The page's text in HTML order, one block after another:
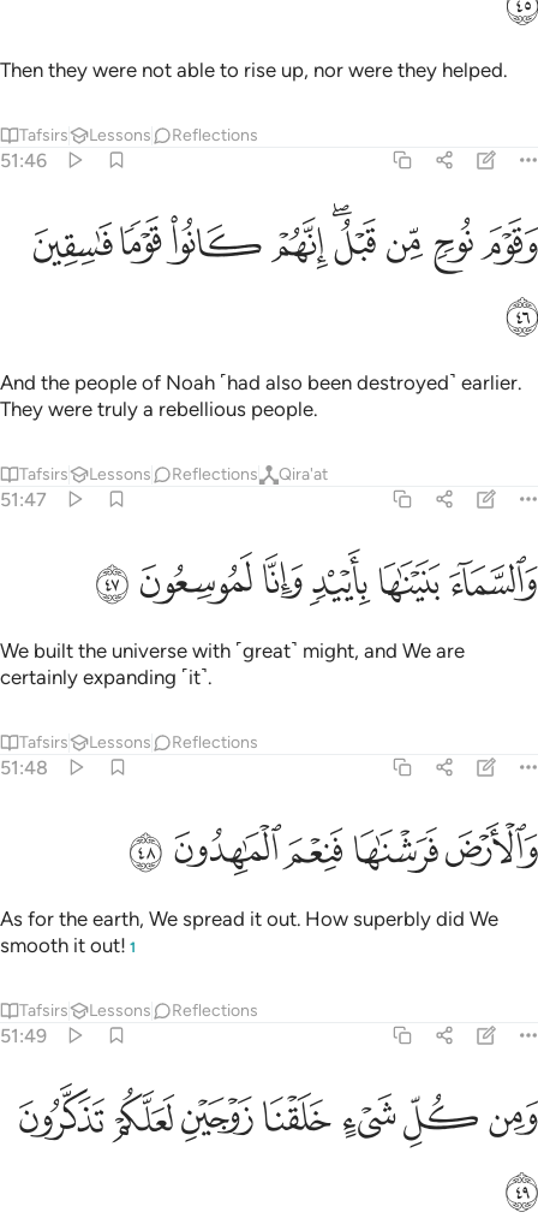
Then they were not able to rise up, nor were they helped.
Tafsirs Lessons Reflections
51:46
وقوم نوح من قبل انهم كانوا قوما فاسقين ٤٦
وَقَوْمَ نُوحٍۢ مِّن قَبْلُ ۖ إِنَّهُمْ كَانُوا۟ قَوْمًۭا فَـٰسِقِينَ ٤٦
ﲵﲶﲷﲸﲹﲺﲻﲼﲽ
ﲾ
And the people of Noah ˹had also been destroyed˺ earlier.
They were truly a rebellious people.
Tafsirs Lessons Reflections Qira'at
51:47
والسماء بنيناها بايد وانا لموسعون ٤٧
وَٱلسَّمَآءَ بَنَيْنَـٰهَا بِأَيْي۟دٍۢ وَإِنَّا لَمُوسِعُونَ ٤٧
ﲿﳀﳁﳂﳃﳄ
We built the universe with ˹great˺ might, and We are
certainly expanding ˹it˺.
Tafsirs Lessons Reflections
51:48
والارض فرشناها فنعم الماهدون ٤٨
وَٱلْأَرْضَ فَرَشْنَـٰهَا فَنِعْمَ ٱلْمَـٰهِدُونَ ٤٨
ﳅﳆﳇﳈﳉ
As for the earth, We spread it out. How superbly did We
smooth it out! 1
Tafsirs Lessons Reflections
51:49
ومن كل شيء خلقنا زوجين لعلكم تذكرون ٤٩
وَمِن كُلِّ شَىْءٍ خَلَقْنَا زَوْجَيْنِ لَعَلَّكُمْ تَذَكَّرُونَ ٤٩
ﳊﳋﳌﳍﳎﳏﳐ
ﳑ